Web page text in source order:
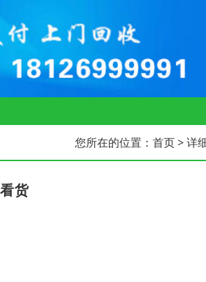
您所在的位置： 首页> 详
货